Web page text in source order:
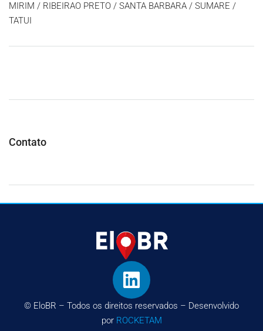
MIRIM / RIBEIRAO PRETO / SANTA BARBARA / SUMARE /
TATUI
Contato
© EloBR – Todos os direitos reservados – Desenvolvido
por ROCKETAM